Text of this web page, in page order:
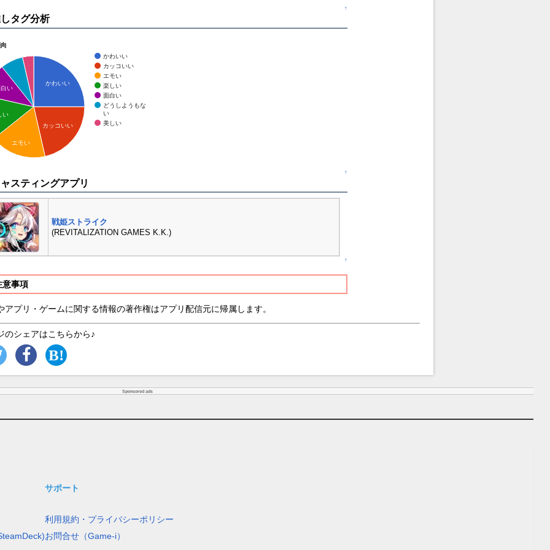
↑
タグ分析
かわいい
カッコいい
エモい
楽しい
面白い
どうしようもな
い
美しい
かわいい
カッコいい
い
い
エモい
↑
スティングアプリ
戦姫ストライク
(REVITALIZATION GAMES K.K.)
↑
意事項
アプリ・ゲームに関する情報の著作権はアプリ配信元に帰属します。
のシェアはこちらから♪
Sponsored ads
サポート
利用規約・プライバシーポリシー
お問合せ（Game-i）